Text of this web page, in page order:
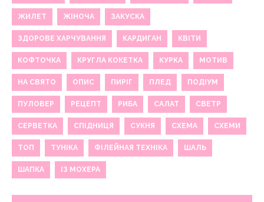
ЖИЛЕТ ЖІНОЧА ЗАКУСКА
ЗДОРОВЕ ХАРЧУВАННЯ КАРДИГАН КВІТИ
КОФТОЧКА КРУГЛА КОКЕТКА КУРКА МОТИВ
НА СВЯТО ОПИС ПИРІГ ПЛЕД ПОДІУМ
ПУЛОВЕР РЕЦЕПТ РИБА САЛАТ СВЕТР
СЕРВЕТКА СПІДНИЦЯ СУКНЯ СХЕМА СХЕМИ
ТОП ТУНІКА ФІЛЕЙНАЯ ТЕХНІКА ШАЛЬ
ШАПКА ІЗ МОХЕРА